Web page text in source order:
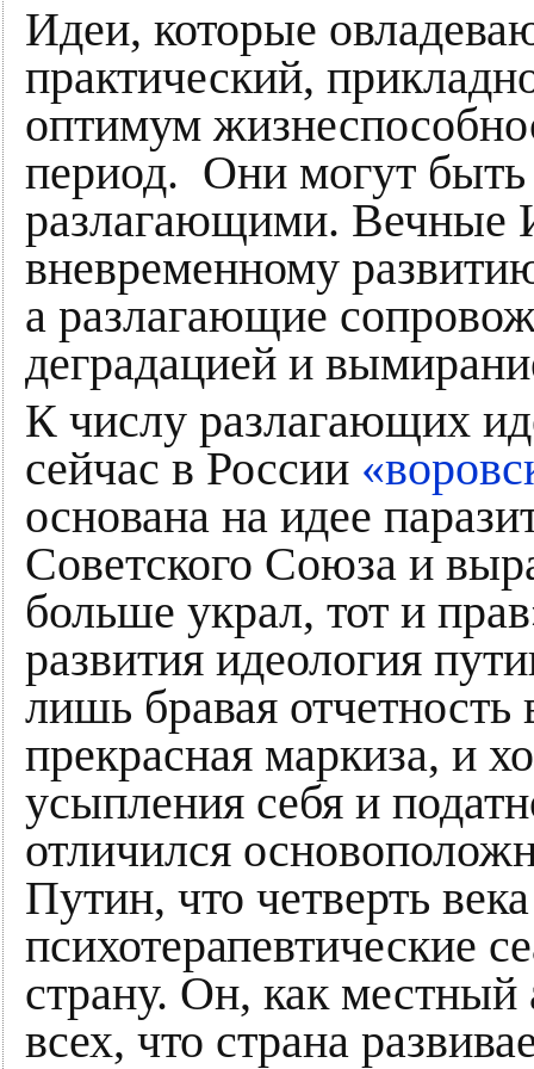
Идеи, которые
практический,
оптимум
период. Они могут
разлагающими. Вечные
вневременному
а разлагающие
деградацией и
К числу разлагающих
сейчас в России
основана на идее
Советского Союза и
больше украл, тот и
развития идеология
лишь бравая
прекрасная маркиза, и
усыпления себя и
отличился
Путин, что четверть
психотерапевтические
страну. Он, как местный
всех, что страна